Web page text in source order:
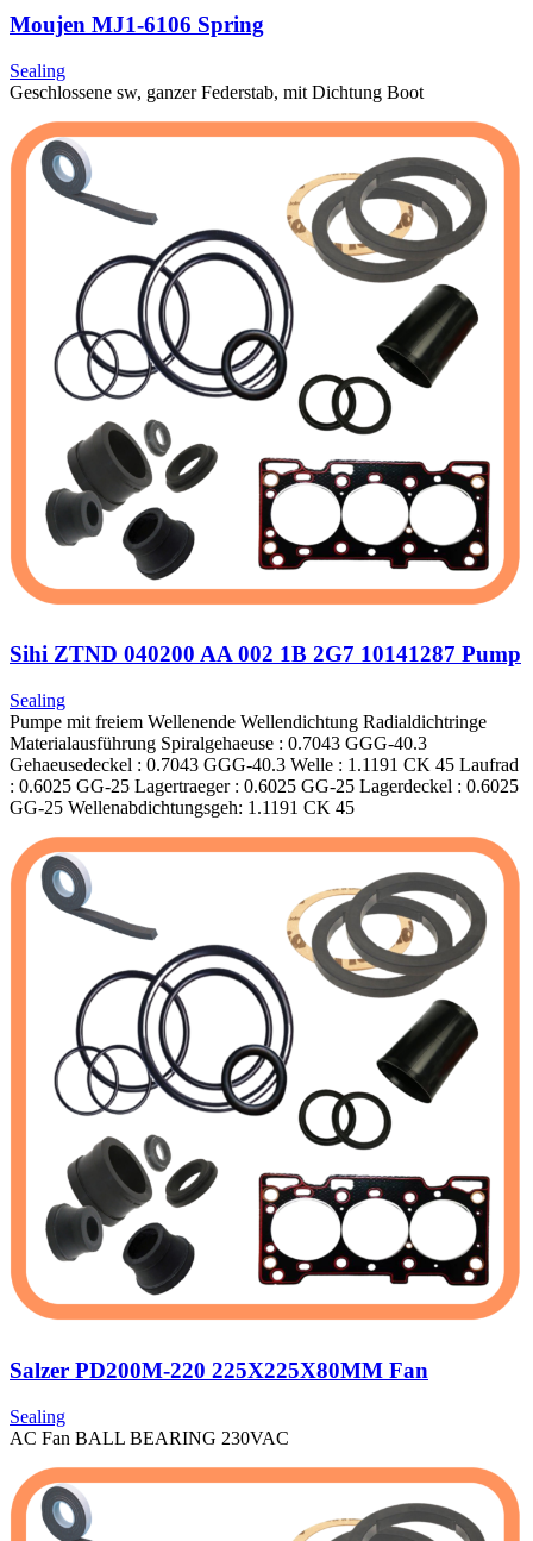
Moujen MJ1-6106 Spring
Sealing
Geschlossene sw, ganzer Federstab, mit Dichtung Boot
Sihi ZTND 040200 AA 002 1B 2G7 10141287 Pump
Sealing
Pumpe mit freiem Wellenende Wellendichtung Radialdichtringe
Materialausführung Spiralgehaeuse : 0.7043 GGG-40.3
Gehaeusedeckel : 0.7043 GGG-40.3 Welle : 1.1191 CK 45 Laufrad
: 0.6025 GG-25 Lagertraeger : 0.6025 GG-25 Lagerdeckel : 0.6025
GG-25 Wellenabdichtungsgeh: 1.1191 CK 45
Salzer PD200M-220 225X225X80MM Fan
Sealing
AC Fan BALL BEARING 230VAC